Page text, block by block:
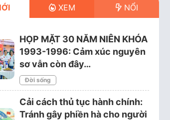
XEM NỔI
HỌP MẶT 30 NĂM NIÊN KHÓA
1993-1996: Cảm xúc nguyên
sơ vẫn còn đây…
Đời sống
Cải cách thủ tục hành chính:
Tránh gây phiền hà cho người